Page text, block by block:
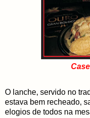
O lanche, servido no
estava bem recheado,
elogios de todos na